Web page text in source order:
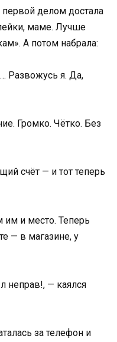
делом достала
маме. Лучше
А потом набрала:
Развожусь я. Да,
Громко. Чётко. Без
счёт — и тот теперь
им и место. Теперь
— в магазине, у
неправ!, — каялся
за телефон и